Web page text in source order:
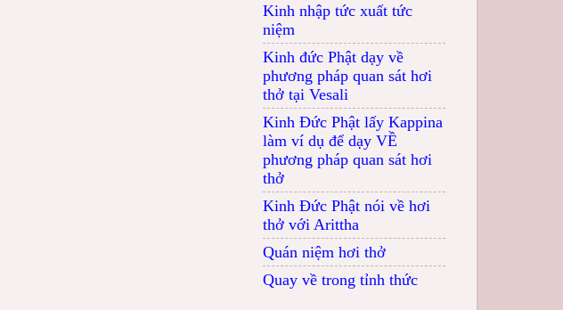
Kinh nhập tức xuất tức
niệm
Kinh đức Phật dạy về
phương pháp quan sát hơi
thở tại Vesali
Kinh Đức Phật lấy Kappina
làm ví dụ để dạy VỀ
phương pháp quan sát hơi
thở
Kinh Đức Phật nói về hơi
thở với Arittha
Quán niệm hơi thở
Quay về trong tỉnh thức